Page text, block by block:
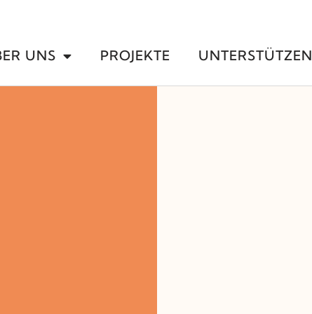
UNS PROJEKTE UNTERSTÜTZEN